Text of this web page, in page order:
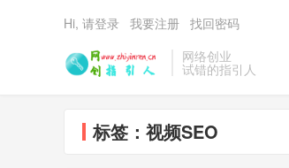
网络创业
试错的指引人
Hi, 请登录 我要注册 找回密码
标签：视频SEO